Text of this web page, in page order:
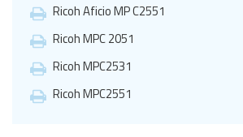
Ricoh Aficio MP C2551
Ricoh MPC 2051
Ricoh MPC2531
Ricoh MPC2551